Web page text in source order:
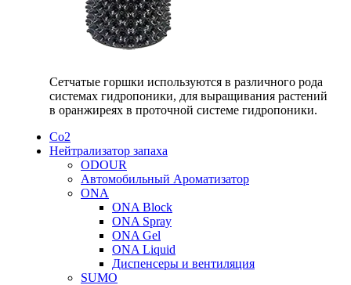
Сетчатые горшки используются в различного рода
системах гидропоники, для выращивания растений
в оранжиреях в проточной системе гидропоники.
Со2
Нейтрализатор запаха
ODOUR
Автомобильный Ароматизатор
ONA
ONA Block
ONA Spray
ONA Gel
ONA Liquid
Диспенсеры и вентиляция
SUMO